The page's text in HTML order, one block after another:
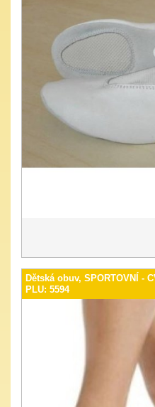
Dětská obuv, SPORTOVNÍ -
PLU: 5594